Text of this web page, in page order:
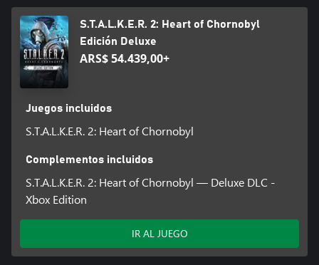
S.T.A.L.K.E.R. 2: Heart of Chornobyl
Edición Deluxe
ARS$ 54.439,00+
Juegos incluidos
S.T.A.L.K.E.R. 2: Heart of Chornobyl
Complementos incluidos
S.T.A.L.K.E.R. 2: Heart of Chornobyl — Deluxe DLC -
Xbox Edition
IR AL JUEGO